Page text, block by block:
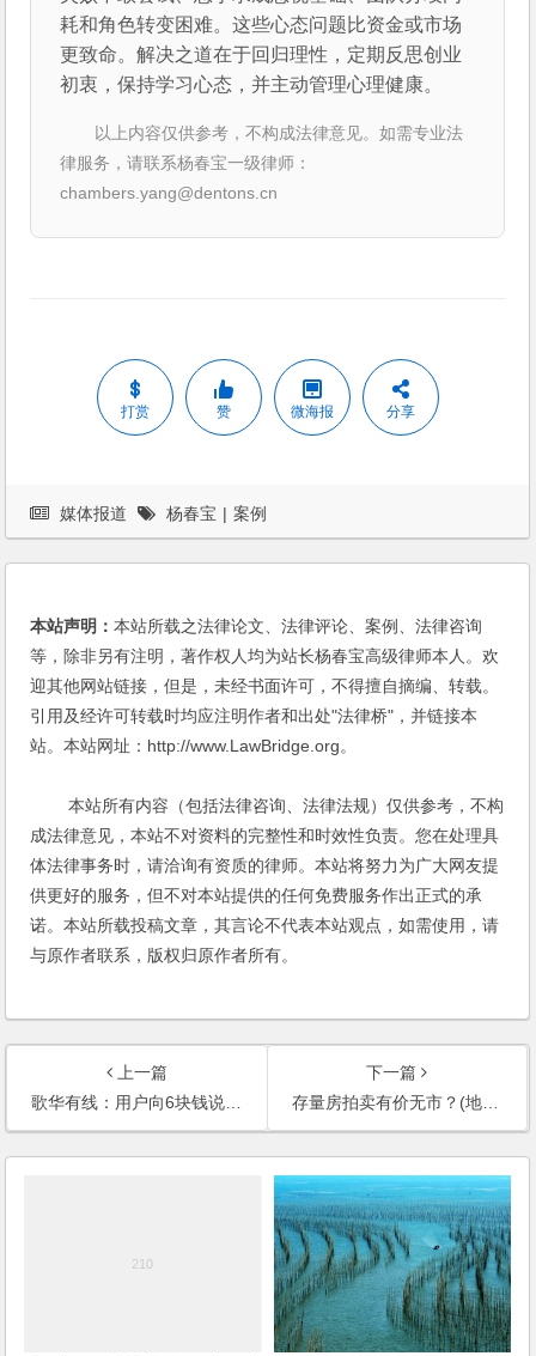
耗和角色转变困难。这些心态问题比资金或市场
更致命。解决之道在于回归理性，定期反思创业
初衷，保持学习心态，并主动管理心理健康。
以上内容仅供参考，不构成法律意见。如需专业法
律服务，请联系杨春宝一级律师：
chambers.yang@dentons.cn
打赏 赞 微海报 分享
媒体报道 杨春宝 | 案例
本站声明：本站所载之法律论文、法律评论、案例、法律咨询
等，除非另有注明，著作权人均为站长杨春宝高级律师本人。欢
迎其他网站链接，但是，未经书面许可，不得擅自摘编、转载。
引用及经许可转载时均应注明作者和出处"法律桥"，并链接本
站。本站网址：http://www.LawBridge.org。
本站所有内容（包括法律咨询、法律法规）仅供参考，不构
成法律意见，本站不对资料的完整性和时效性负责。您在处理具
体法律事务时，请洽询有资质的律师。本站将努力为广大网友提
供更好的服务，但不对本站提供的任何免费服务作出正式的承
诺。本站所载投稿文章，其言论不代表本站观点，如需使用，请
与原作者联系，版权归原作者所有。
上一篇
歌华有线：用户向6块钱说“不”(东方早报)
下一篇
存量房拍卖有价无市？(地产新闻)